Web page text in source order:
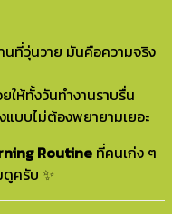
ที่วุ่นวาย มันคือความจริง
ให้ทั้งวันทำงานราบรื่น
บบไม่ต้องพยายามเยอะ
Routine ที่คนเก่ง ๆ
ครับ ✨